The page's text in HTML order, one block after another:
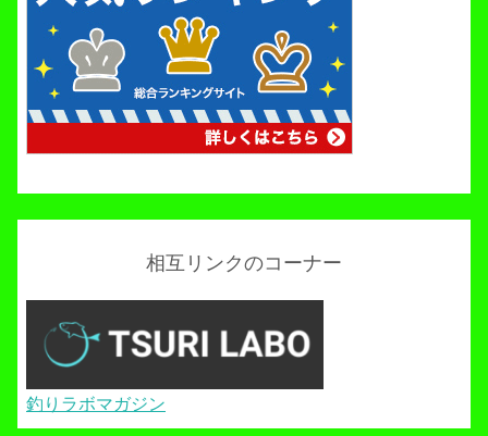
相互リンクのコーナー
釣りラボマガジン